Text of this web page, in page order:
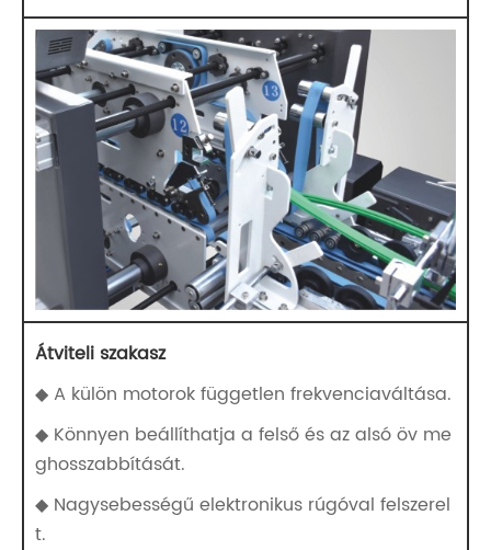
Átviteli szakasz
◆ A külön motorok független frekvenciaváltása.
◆ Könnyen beállíthatja a felső és az alsó öv me
ghosszabbítását.
◆ Nagysebességű elektronikus rúgóval felszerel
t.